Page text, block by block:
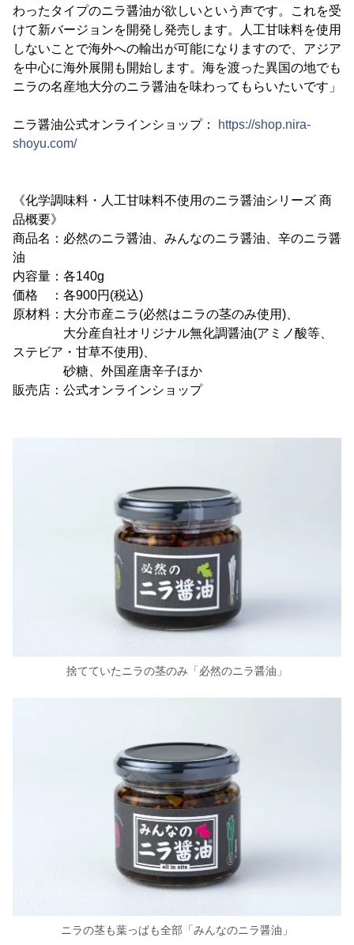
わったタイプのニラ醤油が欲しいという声です。これを受
けて新バージョンを開発し発売します。人工甘味料を使用
しないことで海外への輸出が可能になりますので、アジア
を中心に海外展開も開始します。海を渡った異国の地でも
ニラの名産地大分のニラ醤油を味わってもらいたいです」
ニラ醤油公式オンラインショップ：
https://shop.nira-
shoyu.com/
《化学調味料・人工甘味料不使用のニラ醤油シリーズ 商
品概要》
商品名：必然のニラ醤油、みんなのニラ醤油、辛のニラ醤
油
内容量：各140g
価格 ：各900円(税込)
原材料：大分市産ニラ(必然はニラの茎のみ使用)、
大分産自社オリジナル無化調醤油(アミノ酸等、
ステビア・甘草不使用)、
砂糖、外国産唐辛子ほか
販売店：公式オンラインショップ
捨てていたニラの茎のみ「必然のニラ醤油」
ニラの茎も葉っぱも全部「みんなのニラ醤油」